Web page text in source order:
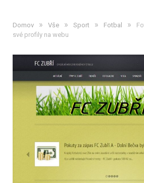
Domov » Vše » Sport » Fotbal »
své profily na webu